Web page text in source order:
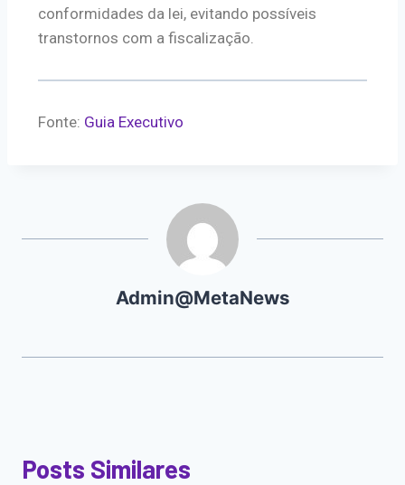
conformidades da lei, evitando possíveis
transtornos com a fiscalização.
Fonte: Guia Executivo
Admin@MetaNews
Posts Similares